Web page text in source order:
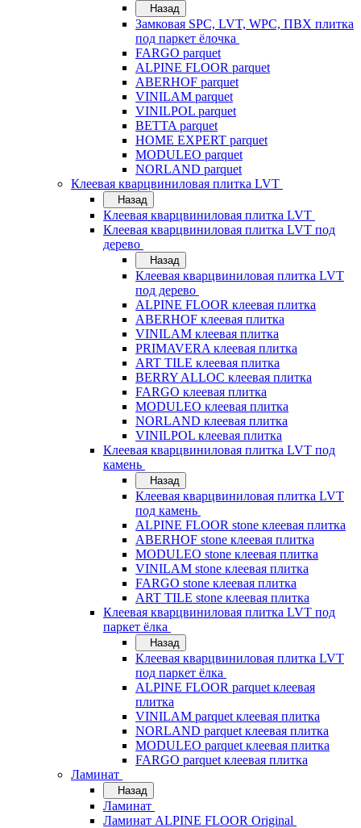
Назад
Замковая SPC, LVT, WPC, ПВХ плитка
под паркет ёлочка
FARGO parquet
ALPINE FLOOR parquet
ABERHOF parquet
VINILAM parquet
VINILPOL parquet
BETTA parquet
HOME EXPERT parquet
MODULEO parquet
NORLAND parquet
Клеевая кварцвиниловая плитка LVT
Назад
Клеевая кварцвиниловая плитка LVT
Клеевая кварцвиниловая плитка LVT под
дерево
Назад
Клеевая кварцвиниловая плитка LVT
под дерево
ALPINE FLOOR клеевая плитка
ABERHOF клеевая плитка
VINILAM клеевая плитка
PRIMAVERA клеевая плитка
ART TILE клеевая плитка
BERRY ALLOC клеевая плитка
FARGO клеевая плитка
MODULEO клеевая плитка
NORLAND клеевая плитка
VINILPOL клеевая плитка
Клеевая кварцвиниловая плитка LVT под
камень
Назад
Клеевая кварцвиниловая плитка LVT
под камень
ALPINE FLOOR stone клеевая плитка
ABERHOF stone клеевая плитка
MODULEO stone клеевая плитка
VINILAM stone клеевая плитка
FARGO stone клеевая плитка
ART TILE stone клеевая плитка
Клеевая кварцвиниловая плитка LVT под
паркет ёлка
Назад
Клеевая кварцвиниловая плитка LVT
под паркет ёлка
ALPINE FLOOR parquet клеевая
плитка
VINILAM parquet клеевая плитка
NORLAND parquet клеевая плитка
MODULEO parquet клеевая плитка
FARGO parquet клеевая плитка
Ламинат
Назад
Ламинат
Ламинат ALPINE FLOOR Original